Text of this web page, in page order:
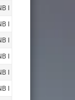
I
I
I
I
I
I